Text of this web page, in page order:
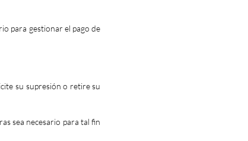
para gestionar el pago de
su supresión o retire su
sea necesario para tal fin